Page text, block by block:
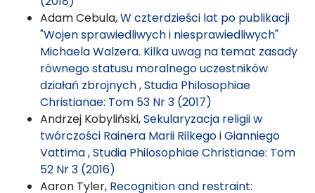
Adam Cebula,W czterdzieści lat po publikacji
"Wojen sprawiedliwych i niesprawiedliwych"
Michaela Walzera. Kilka uwag na temat zasady
równego statusu moralnego uczestników
działań zbrojnych,Studia Philosophiae
Christianae: Tom 53 Nr 3 (2017)
Andrzej Kobyliński,Sekularyzacja religii w
twórczości Rainera Marii Rilkego i Gianniego
Vattima,Studia Philosophiae Christianae: Tom
52 Nr 3 (2016)
Aaron Tyler, Recognition and restraint: